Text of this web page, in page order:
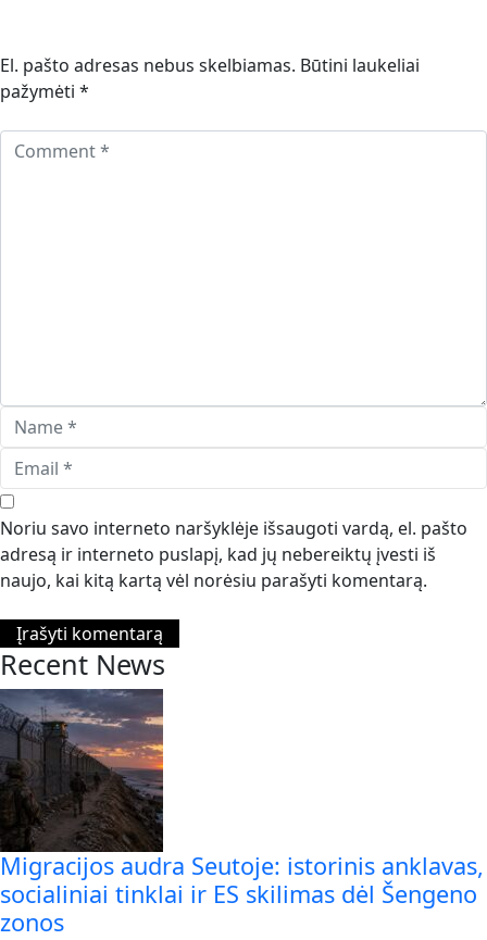
El. pašto adresas nebus skelbiamas. Būtini laukeliai
pažymėti *
Noriu savo interneto naršyklėje išsaugoti vardą, el. pašto
adresą ir interneto puslapį, kad jų nebereiktų įvesti iš
naujo, kai kitą kartą vėl norėsiu parašyti komentarą.
Recent News
Migracijos audra Seutoje: istorinis anklavas,
socialiniai tinklai ir ES skilimas dėl Šengeno
zonos